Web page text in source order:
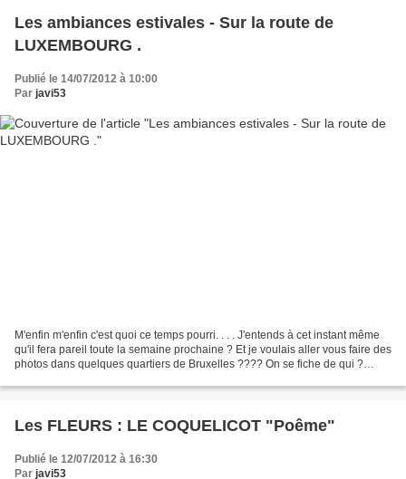
Les ambiances estivales - Sur la route de
LUXEMBOURG .
Publié le 14/07/2012 à 10:00
Par javi53
M'enfin m'enfin c'est quoi ce temps pourri. . . . J'entends à cet instant même
qu'il fera pareil toute la semaine prochaine ? Et je voulais aller vous faire des
photos dans quelques quartiers de Bruxelles ???? On se fiche de qui ?
Les FLEURS : LE COQUELICOT "Poême"
Publié le 12/07/2012 à 16:30
Par javi53